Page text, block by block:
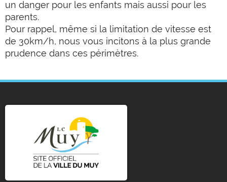
un danger pour les enfants mais aussi pour les
parents.
Pour rappel, même si la limitation de vitesse est
de 30km/h, nous vous incitons à la plus grande
prudence dans ces périmètres.